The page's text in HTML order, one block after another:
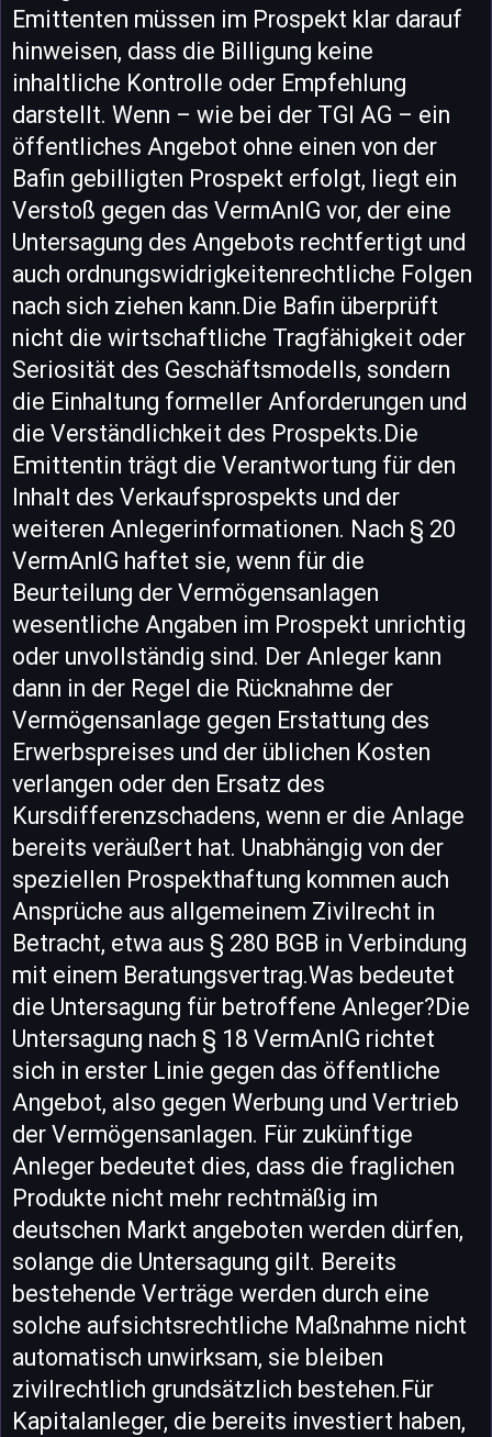
Emittenten müssen im Prospekt klar darauf
hinweisen, dass die Billigung keine
inhaltliche Kontrolle oder Empfehlung
darstellt. Wenn – wie bei der TGI AG – ein
öffentliches Angebot ohne einen von der
Bafin gebilligten Prospekt erfolgt, liegt ein
Verstoß gegen das VermAnlG vor, der eine
Untersagung des Angebots rechtfertigt und
auch ordnungswidrigkeitenrechtliche Folgen
nach sich ziehen kann.Die Bafin überprüft
nicht die wirtschaftliche Tragfähigkeit oder
Seriosität des Geschäftsmodells, sondern
die Einhaltung formeller Anforderungen und
die Verständlichkeit des Prospekts.Die
Emittentin trägt die Verantwortung für den
Inhalt des Verkaufsprospekts und der
weiteren Anlegerinformationen. Nach § 20
VermAnlG haftet sie, wenn für die
Beurteilung der Vermögensanlagen
wesentliche Angaben im Prospekt unrichtig
oder unvollständig sind. Der Anleger kann
dann in der Regel die Rücknahme der
Vermögensanlage gegen Erstattung des
Erwerbspreises und der üblichen Kosten
verlangen oder den Ersatz des
Kursdifferenzschadens, wenn er die Anlage
bereits veräußert hat. Unabhängig von der
speziellen Prospekthaftung kommen auch
Ansprüche aus allgemeinem Zivilrecht in
Betracht, etwa aus § 280 BGB in Verbindung
mit einem Beratungsvertrag.Was bedeutet
die Untersagung für betroffene Anleger?Die
Untersagung nach § 18 VermAnlG richtet
sich in erster Linie gegen das öffentliche
Angebot, also gegen Werbung und Vertrieb
der Vermögensanlagen. Für zukünftige
Anleger bedeutet dies, dass die fraglichen
Produkte nicht mehr rechtmäßig im
deutschen Markt angeboten werden dürfen,
solange die Untersagung gilt. Bereits
bestehende Verträge werden durch eine
solche aufsichtsrechtliche Maßnahme nicht
automatisch unwirksam, sie bleiben
zivilrechtlich grundsätzlich bestehen.Für
Kapitalanleger, die bereits investiert haben,